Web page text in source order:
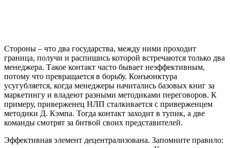
Стороны – что два государства, между ними проходит
граница, получи и распишись которой встречаются только два
менеджера. Такое контакт часто бывает неэффективным,
потому что превращается в борьбу. Конъюнктура
усугубляется, когда менеджеры начитались базовых книг за
маркетингу и владеют разными методиками переговоров. К
примеру, приверженец НЛП сталкивается с приверженцем
методики Д. Кэмпа. Тогда контакт заходит в тупик, а две
команды смотрят за битвой своих представителей.
Эффективная элемент децентрализована. Запомните правило: